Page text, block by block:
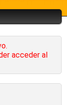
acceder al